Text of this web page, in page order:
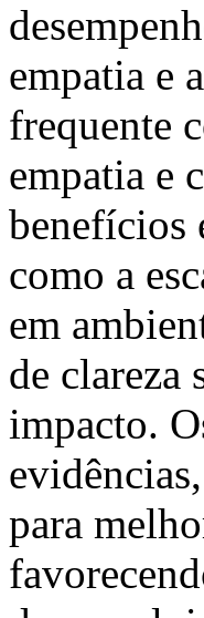
empatia e
frequente
empatia e
benefícios
como a
em
de clareza
impacto.
para